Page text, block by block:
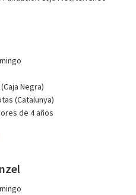
Negra)
(Catalunya)
de 4 años